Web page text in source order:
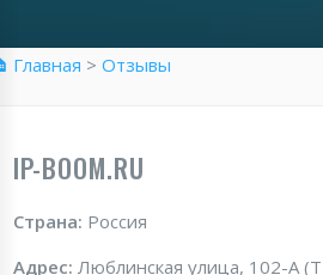
Главная > Отзывы
IP-BOOM.RU
Страна: Россия
Адрес: Люблинская улица, 102-А